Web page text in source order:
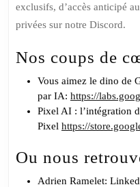
exclusifs, d’accès anticipé
privées sur notre Discord.
Nos coups de
Vous aimez le dino de
par IA: https://
Pixel AI : l’intégration
Pixel https://
Ou nous
Adrien Ramelet: